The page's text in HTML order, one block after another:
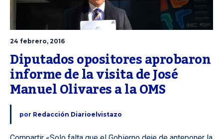
24 febrero, 2016
Diputados opositores aprobaron
informe de la visita de José
Manuel Olivares a la OMS
por Redacción Diarioelvistazo